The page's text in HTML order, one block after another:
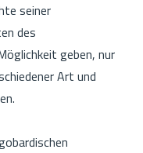
seiner
des
geben, nur
Art und